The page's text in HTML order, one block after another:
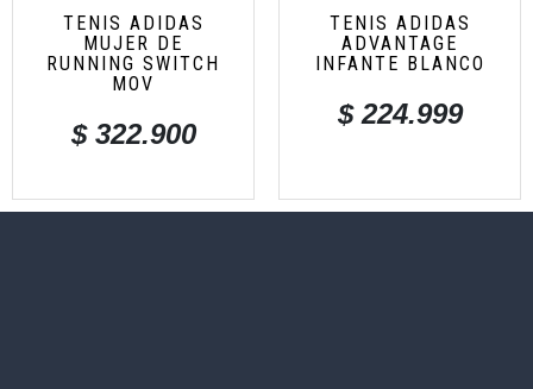
TENIS ADIDAS
MUJER DE
RUNNING SWITCH
MOV
$322.900
TENIS ADIDAS
ADVANTAGE
INFANTE BLANCO
$224.999